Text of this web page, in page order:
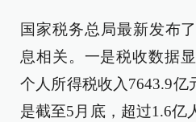
国家税务总局最新发布
息相关。一是税收数据
个人所得税收入7643.9亿
是截至5月底，超过1.6亿